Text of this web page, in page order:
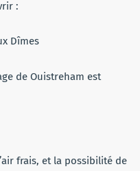
:
Dîmes
de Ouistreham est
frais, et la possibilité de